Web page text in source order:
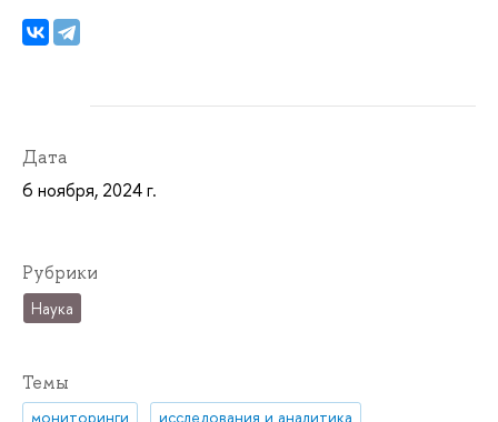
Дата
6 ноября, 2024 г.
Рубрики
Наука
Темы
мониторинги исследования и аналитика